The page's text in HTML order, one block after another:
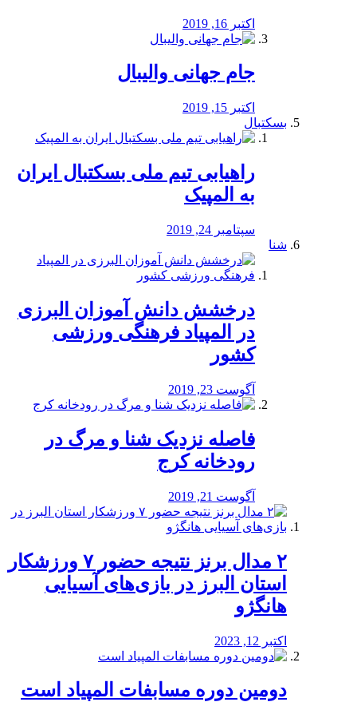
اکتبر 16, 2019
جام جهانی والیبال
اکتبر 15, 2019
بسکتبال
راهیابی تیم ملی بسکتبال ایران
به المپیک
سپتامبر 24, 2019
شنا
درخشش دانش آموزان البرزی
در المپیاد فرهنگی ورزشی
کشور
آگوست 23, 2019
️فاصله نزدیک شنا و مرگ در
رودخانه کرج
آگوست 21, 2019
۲ مدال برنز نتیجه حضور ۷ ورزشکار
استان البرز در بازی‌های آسیایی
هانگژو
اکتبر 12, 2023
دومین دوره مسابفات المپیاد است